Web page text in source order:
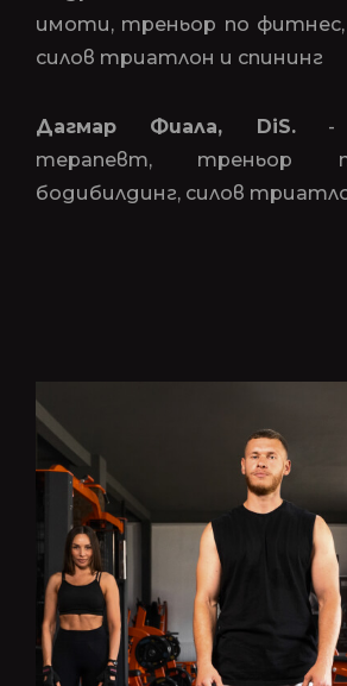
имоти, треньор по фитнес,
силов триатлон и спининг
Дагмар Фиала, DiS.-
терапевт, треньор
бодибилдинг, силов